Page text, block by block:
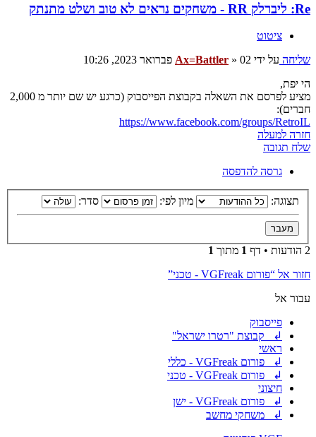
Re: ליברלק RR - משחקים נראים לא טוב ושלט מתנתק
ציטוט
שליחה על ידי Ax=Battler » 02 פברואר 2023, 10:26
הי יפת,
מציע לפרסם את השאלה בקבוצת הפייסבוק (כרגע יש שם יותר מ 2,000
חברים):
https://www.facebook.com/groups/RetroIL
חזרה למעלה
שלח תגובה
גרסה להדפסה
תצוגה: מיון לפי: סדר:
2 הודעות • דף 1 מתוך 1
חזור אל “פורום VGFreak - טכני”
עבור אל
פייסבוק
↲ קבוצת "רטרו ישראל"
ראשי
↲ פורום VGFreak - כללי
↲ פורום VGFreak - טכני
חיצוני
↲ פורום VGFreak - ישן
↲ משחקי מחשב